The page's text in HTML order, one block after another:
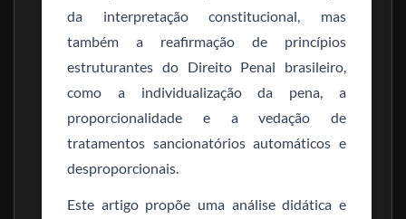
da interpretação constitucional, mas
também a reafirmação de princípios
estruturantes do Direito Penal brasileiro,
como a individualização da pena, a
proporcionalidade e a vedação de
tratamentos sancionatórios automáticos e
desproporcionais.
Este artigo propõe uma análise didática e